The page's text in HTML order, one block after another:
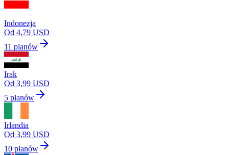
Indonezja
Od 4,79 USD
11 planów
Irak
Od 3,99 USD
5 planów
Irlandia
Od 3,99 USD
10 planów